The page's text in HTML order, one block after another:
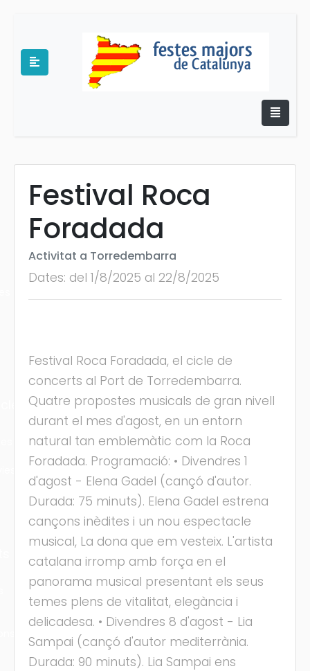
Festival Roca
Foradada
Activitat a Torredembarra
Dates: del 1/8/2025 al 22/8/2025
Festival Roca Foradada, el cicle de
concerts al Port de Torredembarra.
Quatre propostes musicals de gran nivell
durant el mes d'agost, en un entorn
natural tan emblemàtic com la Roca
Foradada. Programació: • Divendres 1
d'agost - Elena Gadel (cançó d'autor.
Durada: 75 minuts). Elena Gadel estrena
cançons inèdites i un nou espectacle
musical, La dona que em vesteix. L'artista
catalana irromp amb força en el
panorama musical presentant els seus
temes plens de vitalitat, elegància i
delicadesa. • Divendres 8 d'agost - Lia
Sampai (cançó d'autor mediterrània.
Durada: 90 minuts). Lia Sampai ens